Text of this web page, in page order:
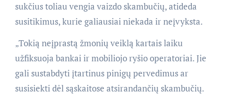
sukčius toliau vengia vaizdo skambučių, atideda
susitikimus, kurie galiausiai niekada ir neįvyksta.
„Tokią neįprastą žmonių veiklą kartais laiku
užfiksuoja bankai ir mobiliojo ryšio operatoriai. Jie
gali sustabdyti įtartinus pinigų pervedimus ar
susisiekti dėl sąskaitose atsirandančių skambučių.